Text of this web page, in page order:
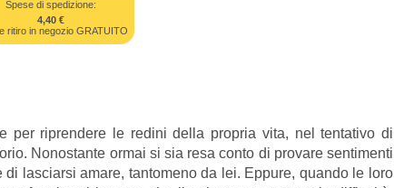
Spese di spedizione:
4,40 €
ritiro in negozio GRATUITO
per riprendere le redini della propria vita, nel tentativo di
Nonostante ormai si sia resa conto di provare sentimenti
lasciarsi amare, tantomeno da lei. Eppure, quando le loro